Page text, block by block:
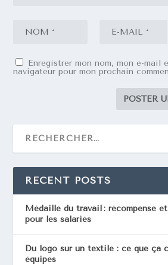
Enregistrer mon nom, mon e-mail
navigateur pour mon prochain
RECENT POSTS
Médaille du travail : récompense
pour les salariés
Du logo sur un textile : ce que ça
équipes